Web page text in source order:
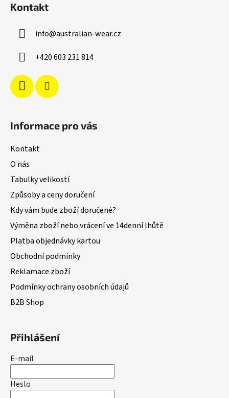
Kontakt
info@australian-wear.cz
+420 603 231 814
Informace pro vás
Kontakt
O nás
Tabulky velikostí
Způsoby a ceny doručení
Kdy vám bude zboží doručené?
Výměna zboží nebo vrácení ve 14denní lhůtě
Platba objednávky kartou
Obchodní podmínky
Reklamace zboží
Podmínky ochrany osobních údajů
B2B Shop
Přihlášení
E-mail
Heslo